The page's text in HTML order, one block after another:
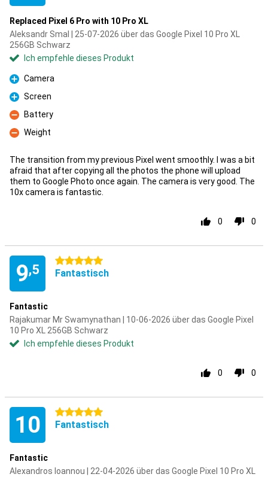
Replaced Pixel 6 Pro with 10 Pro XL
Aleksandr Smal | 25-07-2026 über das Google Pixel 10 Pro XL
256GB Schwarz
Ich empfehle dieses Produkt
Pro
Camera
Pro
Screen
Kontra
Battery
Kontra
Weight
The transition from my previous Pixel went smoothly. I was a bit
afraid that after copying all the photos the phone will upload
them to Google Photo once again. The camera is very good. The
10x camera is fantastic.
0 0
9,5
5 Sterne
Fantastisch
Fantastic
Rajakumar Mr Swamynathan | 10-06-2026 über das Google Pixel
10 Pro XL 256GB Schwarz
Ich empfehle dieses Produkt
0 0
10 5 Sterne
Fantastisch
Fantastic
Alexandros Ioannou | 22-04-2026 über das Google Pixel 10 Pro XL